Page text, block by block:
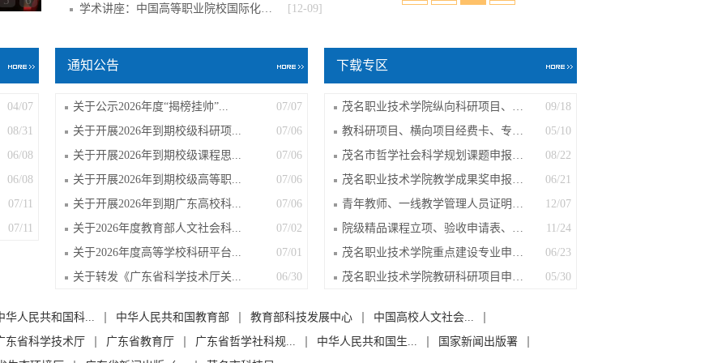
[12-09]
学术讲座：中国高等职业院校国际化的思考
04/07
08/31
06/08
06/08
07/11
07/11
通知公告
07/07
关于公示2026年度“揭榜挂帅”...
07/06
关于开展2026年到期校级科研项...
07/06
关于开展2026年到期校级课程思...
07/06
关于开展2026年到期校级高等职...
07/06
关于开展2026年到期广东高校科...
07/02
关于2026年度教育部人文社会科...
07/01
关于2026年度高等学校科研平台...
06/30
关于转发《广东省科学技术厅关...
下载专区
09/18
茂名职业技术学院纵向科研项目、校级科...
05/10
教科研项目、横向项目经费卡、专利相关表格
08/22
茂名市哲学社会科学规划课题申报书AB表...
06/21
茂名职业技术学院教学成果奖申报书、教...
12/07
青年教师、一线教学管理人员证明模板、...
11/24
院级精品课程立项、验收申请表、评价指...
06/23
茂名职业技术学院重点建设专业申报表、...
05/30
茂名职业技术学院教研科研项目申报表、...
华人民共和国科... 中华人民共和国教育部 教育部科技发展中心
中国高校人文社会...
东省科学技术厅
广东省教育厅 广东省哲学社科规... 中华人民共和国生...
国家新闻出版署